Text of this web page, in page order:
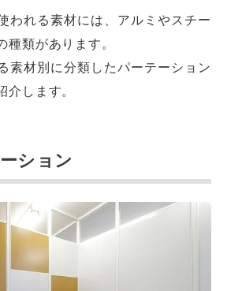
われる素材には、アルミやスチー
類があります。
素材別に分類したパーテーション
します。
ション